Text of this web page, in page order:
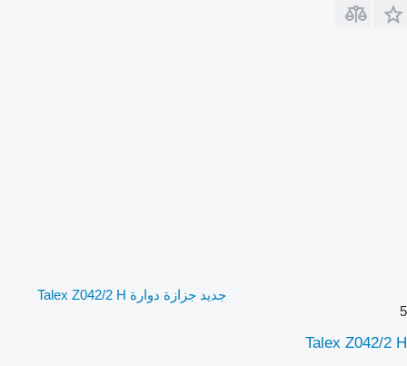
جديد جزازة دوارة Talex Z042/2 H
5
Talex Z042/2 H